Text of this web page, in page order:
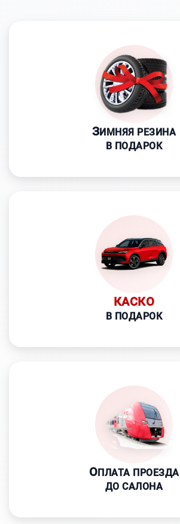
ЗИМНЯЯ РЕЗИНА
В ПОДАРОК
КАСКО
В ПОДАРОК
ОПЛАТА ПРОЕЗДА
ДО САЛОНА